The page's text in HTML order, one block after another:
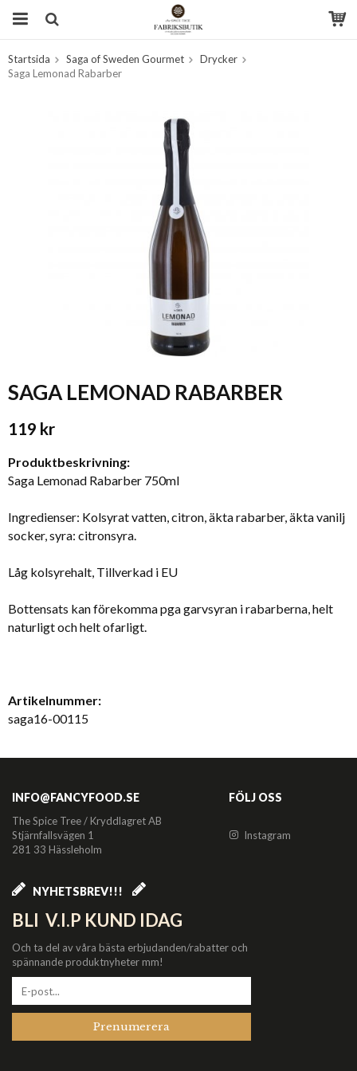
Produkten har blivit tillagd i varukorgen
Startsida Saga of Sweden Gourmet
Drycker
Saga Lemonad Rabarber
SAGA LEMONAD RABARBER
119 kr
Produktbeskrivning:
Saga Lemonad Rabarber 750ml
Ingredienser: Kolsyrat vatten, citron, äkta rabarber, äkta vanilj
socker, syra: citronsyra.
Låg kolsyrehalt, Tillverkad i EU
Bottensats kan förekomma pga garvsyran i rabarberna, helt
naturligt och helt ofarligt.
Artikelnummer:
saga16-00115
INFO@FANCYFOOD.SE
The Spice Tree / Kryddlagret AB
Stjärnfallsvägen 1
281 33 Hässleholm
FÖLJ OSS
Instagram
NYHETSBREV!!!
BLI V.I.P KUND IDAG
Och ta del av våra bästa erbjudanden/rabatter och
spännande produktnyheter mm!
Prenumerera